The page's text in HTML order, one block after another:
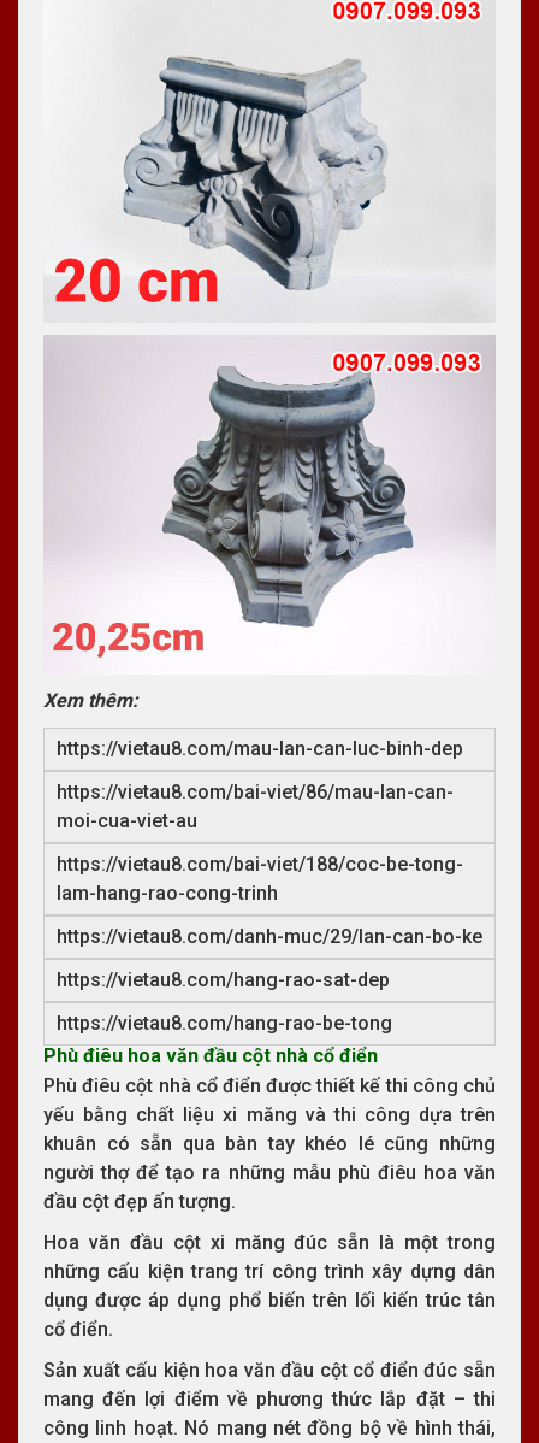
Xem thêm:
https://vietau8.com/mau-lan-can-luc-binh-dep
https://vietau8.com/bai-viet/86/mau-lan-can-
moi-cua-viet-au
https://vietau8.com/bai-viet/188/coc-be-tong-
lam-hang-rao-cong-trinh
https://vietau8.com/danh-muc/29/lan-can-bo-ke
https://vietau8.com/hang-rao-sat-dep
https://vietau8.com/hang-rao-be-tong
Phù điêu hoa văn đầu cột nhà cổ điển
Phù điêu cột nhà cổ điển được thiết kế thi công chủ
yếu bằng chất liệu xi măng và thi công dựa trên
khuân có sẵn qua bàn tay khéo lé cũng những
người thợ để tạo ra những mẫu phù điêu hoa văn
đầu cột đẹp ấn tượng.
Hoa văn đầu cột xi măng đúc sẵn là một trong
những cấu kiện trang trí công trình xây dựng dân
dụng được áp dụng phổ biến trên lối kiến trúc tân
cổ điển.
Sản xuất cấu kiện hoa văn đầu cột cổ điển đúc sẵn
mang đến lợi điểm về phương thức lắp đặt – thi
công linh hoạt. Nó mang nét đồng bộ về hình thái,